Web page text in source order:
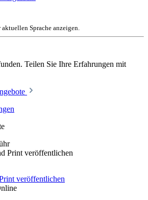
Sprache anzeigen.
Teilen Sie Ihre Erfahrungen mit
veröffentlichen